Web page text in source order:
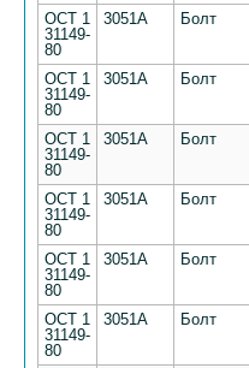
ОСТ 1
31149-
80
3051А Болт
ОСТ 1
31149-
80
3051А Болт
ОСТ 1
31149-
80
3051А Болт
ОСТ 1
31149-
80
3051А Болт
ОСТ 1
31149-
80
3051А Болт
ОСТ 1
31149-
80
3051А Болт